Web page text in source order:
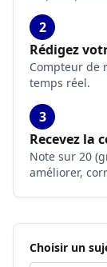
2
Rédigez
Compteur de
temps réel.
3
Recevez la
Note sur 20
améliorer,
Choisir un